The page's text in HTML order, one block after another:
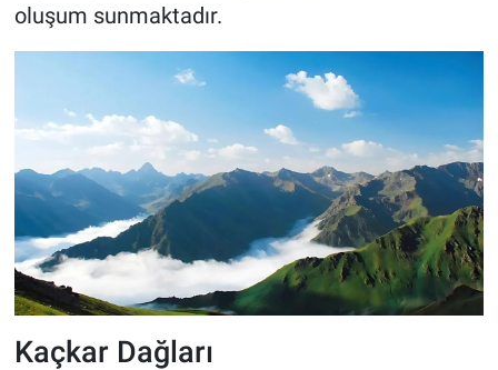
oluşum sunmaktadır.
Kaçkar Dağları